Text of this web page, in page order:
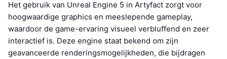
Het gebruik van Unreal Engine 5 in Artyfact zorgt voor
hoogwaardige graphics en meeslepende gameplay,
waardoor de game-ervaring visueel verbluffend en zeer
interactief is. Deze engine staat bekend om zijn
geavanceerde renderingsmogelijkheden, die bijdragen